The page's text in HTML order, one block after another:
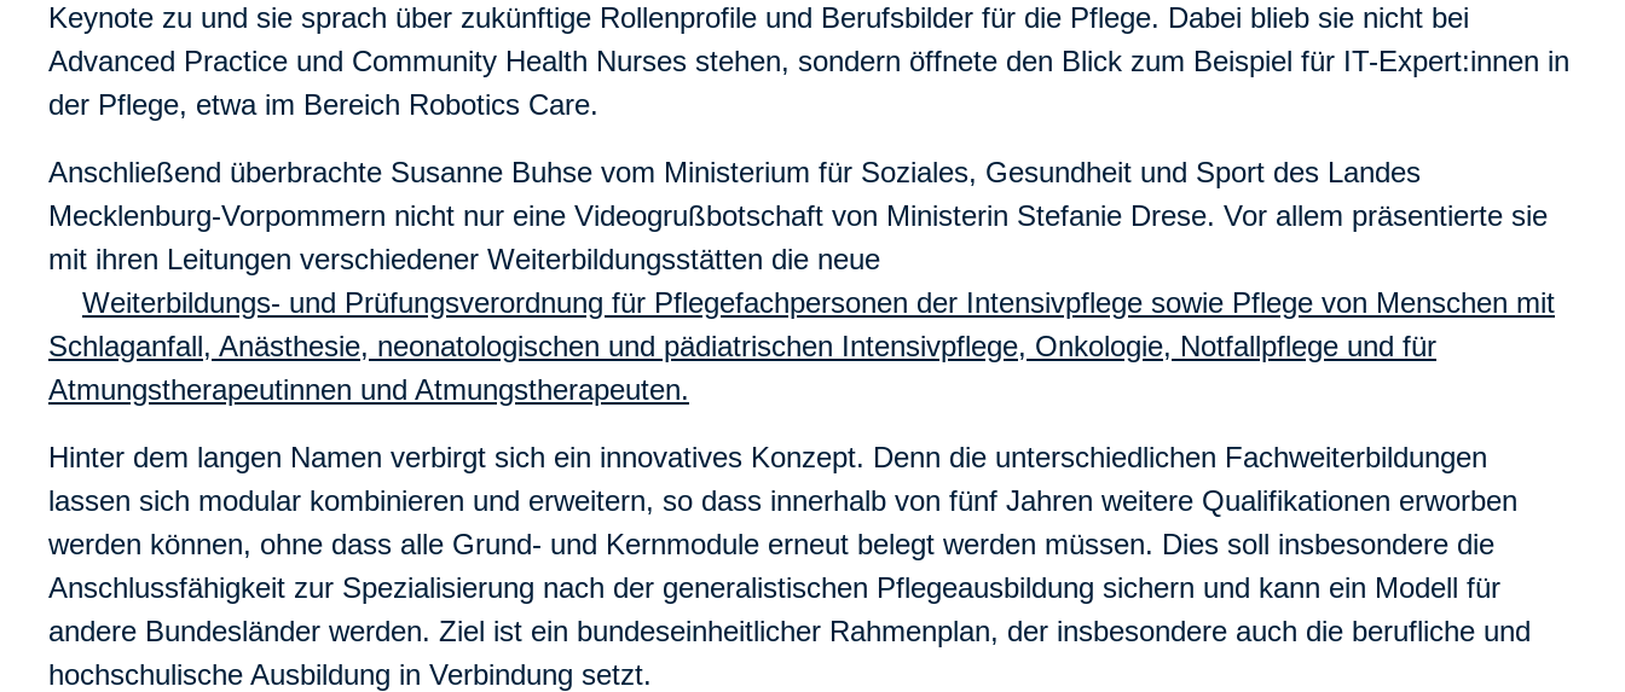
Keynote zu und sie sprach über zukünftige Rollenprofile und Berufsbilder für die Pflege. Dabei blieb sie nicht bei
Advanced Practice und Community Health Nurses stehen, sondern öffnete den Blick zum Beispiel für IT-Expert:innen in
der Pflege, etwa im Bereich Robotics Care.
Anschließend überbrachte Susanne Buhse vom Ministerium für Soziales, Gesundheit und Sport des Landes
Mecklenburg-Vorpommern nicht nur eine Videogrußbotschaft von Ministerin Stefanie Drese. Vor allem präsentierte sie
mit ihren Leitungen verschiedener Weiterbildungsstätten die neue
Weiterbildungs- und Prüfungsverordnung für Pflegefachpersonen der Intensivpflege sowie Pflege von Menschen mit
Schlaganfall, Anästhesie, neonatologischen und pädiatrischen Intensivpflege, Onkologie, Notfallpflege und für
Atmungstherapeutinnen und Atmungstherapeuten.
Hinter dem langen Namen verbirgt sich ein innovatives Konzept. Denn die unterschiedlichen Fachweiterbildungen
lassen sich modular kombinieren und erweitern, so dass innerhalb von fünf Jahren weitere Qualifikationen erworben
werden können, ohne dass alle Grund- und Kernmodule erneut belegt werden müssen. Dies soll insbesondere die
Anschlussfähigkeit zur Spezialisierung nach der generalistischen Pflegeausbildung sichern und kann ein Modell für
andere Bundesländer werden. Ziel ist ein bundeseinheitlicher Rahmenplan, der insbesondere auch die berufliche und
hochschulische Ausbildung in Verbindung setzt.